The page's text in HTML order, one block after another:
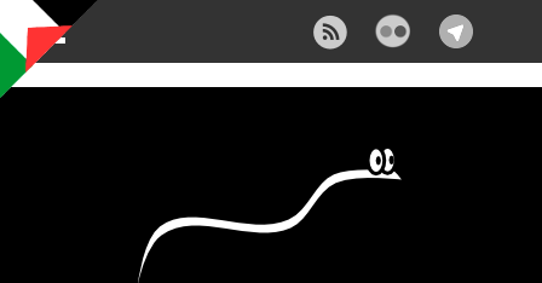
Pasar al contenido principal